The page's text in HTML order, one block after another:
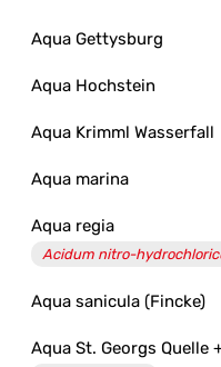
Aqua Gettysburg
Aqua Hochstein
Aqua Krimml Wasserfall
Aqua marina
Aqua regia
Acidum nitro-
Aqua sanicula (Fincke)
Aqua St. Georgs Quelle